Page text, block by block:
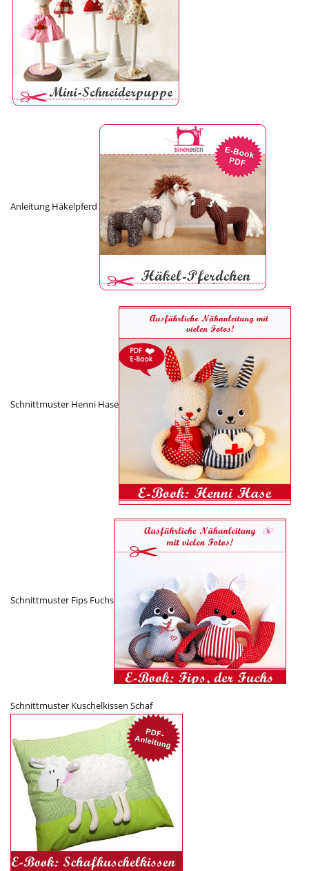
Anleitung Häkelpferd
Schnittmuster Henni Hase
Schnittmuster Fips Fuchs
Schnittmuster Kuschelkissen Schaf